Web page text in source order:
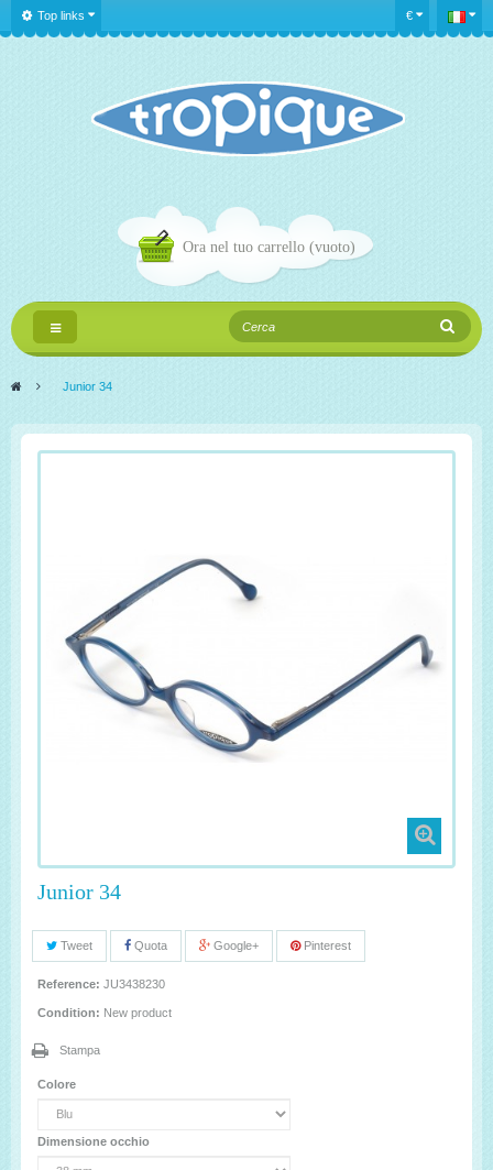
€
Top links
Ora nel tuo carrello (vuoto)
Navigazione
Toggle
> Junior 34
Junior 34
Tweet Quota Google+ Pinterest
Reference: JU3438230
Condition: New product
Stampa
Colore
Dimensione occhio